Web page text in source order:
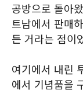
공방으로 돌아
트남에서 판매
든 거라는 점이
여기에서 내린
에서 기념품을